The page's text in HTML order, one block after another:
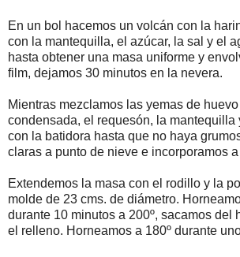
En un bol hacemos un volcán con la
con la mantequilla, el azúcar, la sal y el
hasta obtener una masa uniforme y
film, dejamos 30 minutos en la nevera.
Mientras mezclamos las yemas de
condensada, el requesón, la mantequilla
con la batidora hasta que no haya
claras a punto de nieve e incorporamos
Extendemos la masa con el rodillo y la
molde de 23 cms. de diámetro.
durante 10 minutos a 200º, sacamos del
el relleno. Horneamos a 180º durante